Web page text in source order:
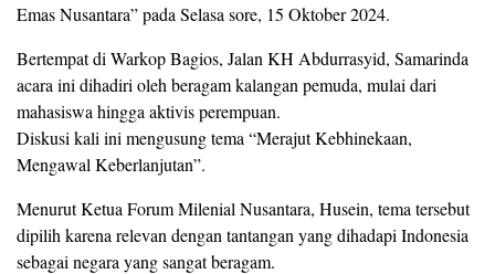
Emas Nusantara” pada Selasa sore, 15 Oktober 2024.
Bertempat di Warkop Bagios, Jalan KH Abdurrasyid, Samarinda
acara ini dihadiri oleh beragam kalangan pemuda, mulai dari
mahasiswa hingga aktivis perempuan.
Diskusi kali ini mengusung tema “Merajut Kebhinekaan,
Mengawal Keberlanjutan”.
Menurut Ketua Forum Milenial Nusantara, Husein, tema tersebut
dipilih karena relevan dengan tantangan yang dihadapi Indonesia
sebagai negara yang sangat beragam.